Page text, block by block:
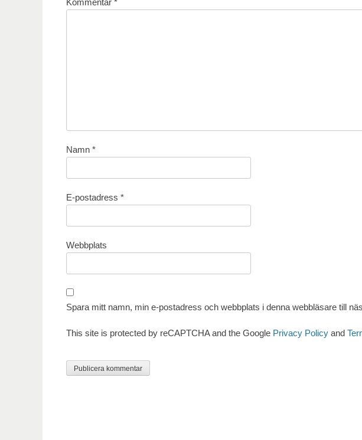
Namn *
E-postadress *
Webbplats
Spara mitt namn, min e-postadress och webbplats i denna webbläsare till
This site is protected by reCAPTCHA and the Google Privacy Policy and